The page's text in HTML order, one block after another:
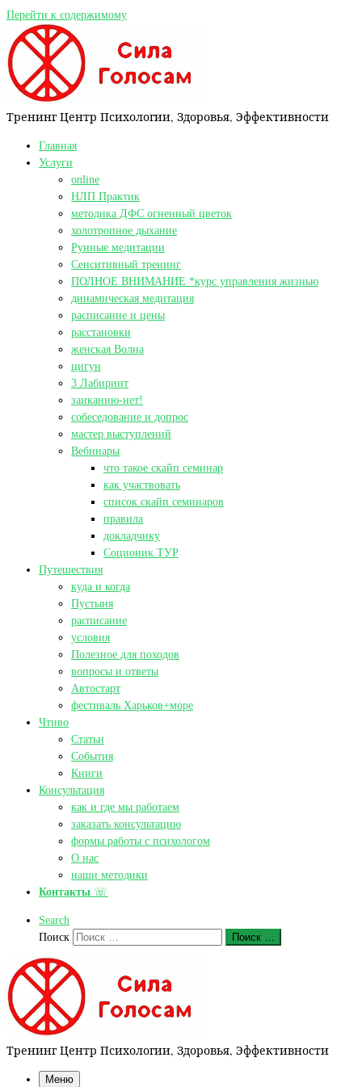
Перейти к содержимому
Тренинг Центр Психологии, Здоровья, Эффективности
Главная
Услуги
online
НЛП Практик
методика ДФС огненный цветок
холотропное дыхание
Рунные медитации
Сенситивный тренинг
ПОЛНОЕ ВНИМАНИЕ *курс управления жизнью
динамическая медитация
расписание и цены
расстановки
женская Волна
цигун
3 Лабиринт
заиканию-нет!
собеседование и допрос
мастер выступлений
Вебинары
что такое скайп семинар
как участвовать
список скайп семинаров
правила
докладчику
Соционик ТУР
Путешествия
куда и когда
Пустыня
расписание
условия
Полезное для походов
вопросы и ответы
Автостарт
фестиваль Харьков+море
Чтиво
Статьи
События
Книги
Консультация
как и где мы работаем
заказать консультацию
формы работы с психологом
О нас
наши методики
Контакты ☏
Search
Поиск
Поиск …
Тренинг Центр Психологии, Здоровья, Эффективности
Меню